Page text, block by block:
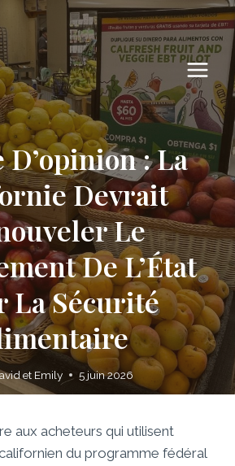
: La
Devrait
Le
De L’État
La Sécurité
et Emily 5 juin 2026
aux acheteurs qui utilisent
du programme fédéral